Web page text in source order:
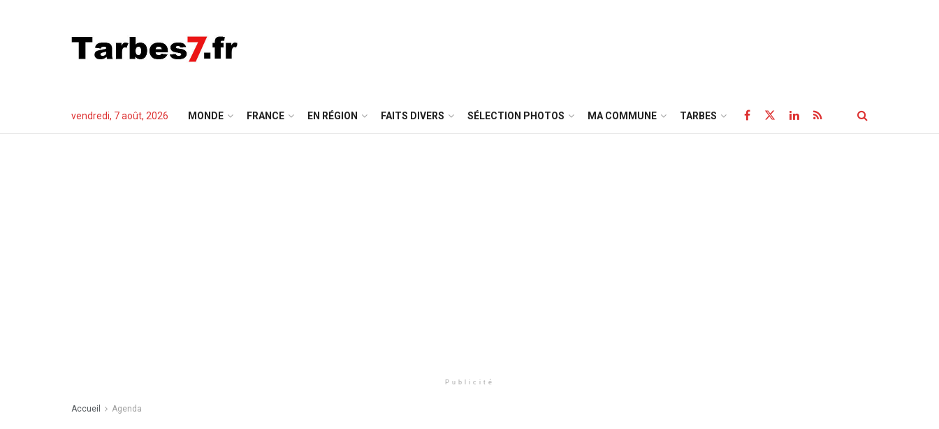
vendredi, 7 août, 2026 MONDE FRANCE EN RÉGION FAITS DIVERS SÉLECTION PHOTOS MA COMMUNE TARBES
Publicité
Accueil Agenda